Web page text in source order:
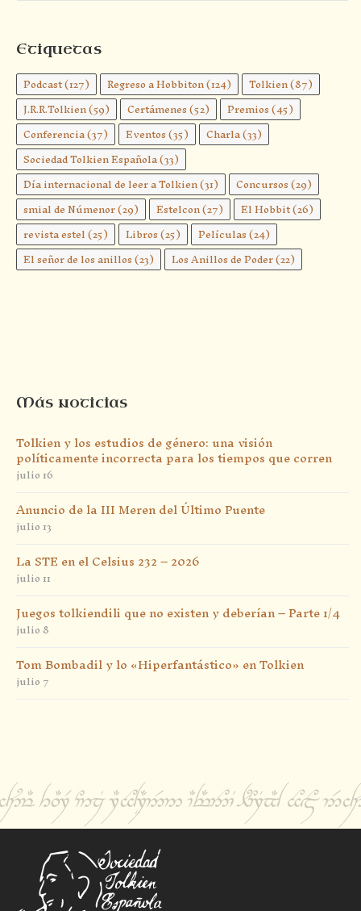
Etiquetas
Podcast(127) Regreso a Hobbiton(124) Tolkien(87)
J.R.R.Tolkien(59) Certámenes(52) Premios(45)
Conferencia(37) Eventos(35) Charla(33)
Sociedad Tolkien Española(33)
Día internacional de leer a Tolkien(31) Concursos(29)
smial de Númenor(29) Estelcon(27) El Hobbit(26)
revista estel(25) Libros(25) Películas(24)
El señor de los anillos(23) Los Anillos de Poder(22)
Más noticias
Tolkien y los estudios de género: una visión
políticamente incorrecta para los tiempos que corren
julio 16
Anuncio de la III Meren del Último Puente
julio 13
La STE en el Celsius 232 – 2026
julio 11
Juegos tolkiendili que no existen y deberían – Parte 1/4
julio 8
Tom Bombadil y lo «Hiperfantástico» en Tolkien
julio 7